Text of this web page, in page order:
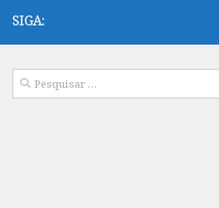
SIGA:
Pesquisar
por: